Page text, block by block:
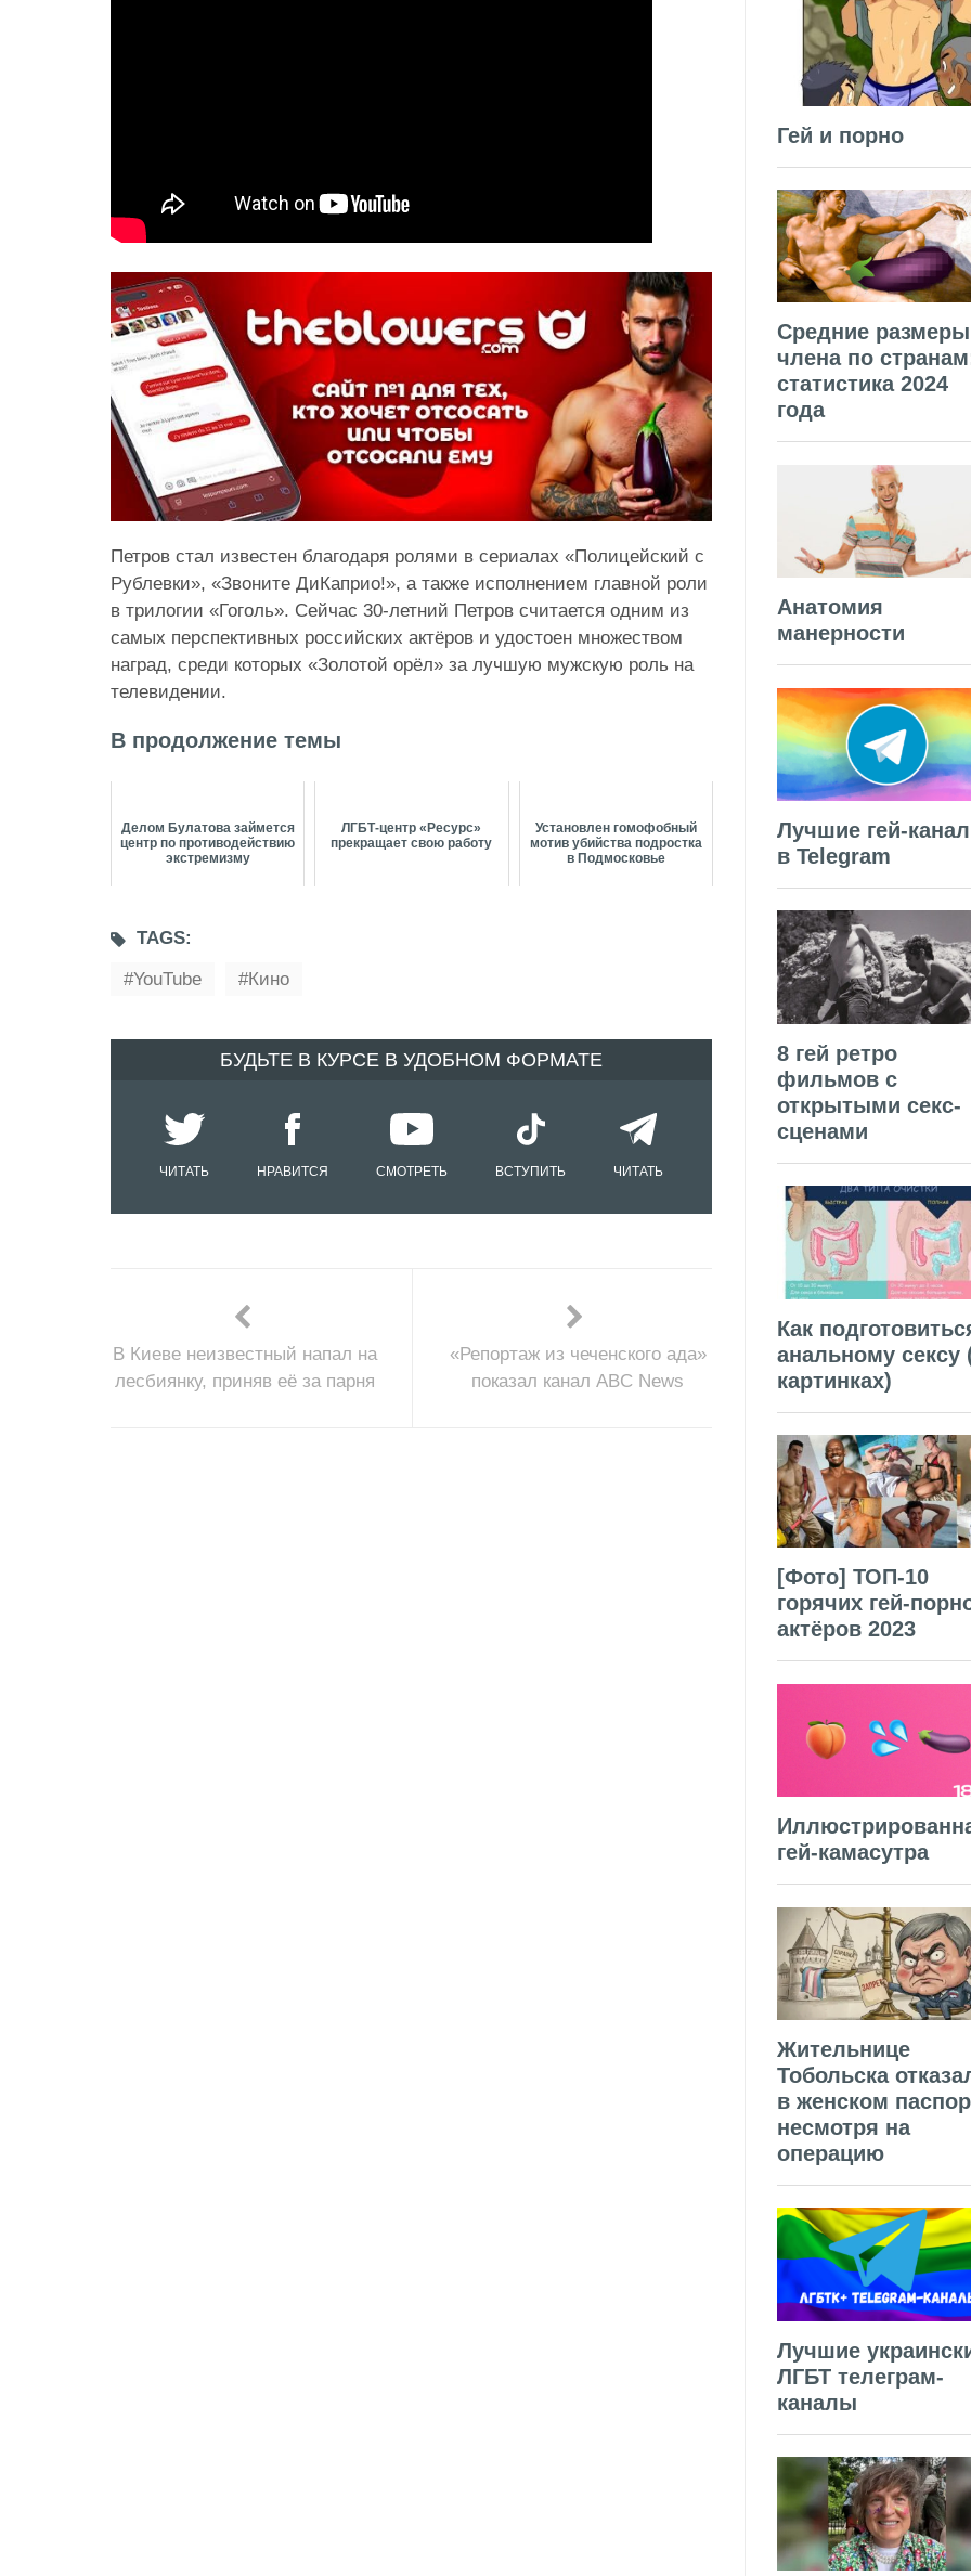
Петров стал известен благодаря ролями в сериалах «Полицейский с
Рублевки», «Звоните ДиКаприо!», а также исполнением главной роли
в трилогии «Гоголь». Сейчас 30-летний Петров считается одним из
самых перспективных российских актёров и удостоен множеством
наград, среди которых «Золотой орёл» за лучшую мужскую роль на
телевидении.
В продолжение темы
Делом Булатова займется
центр по противодействию
экстремизму
ЛГБТ-центр «Ресурс»
прекращает свою работу
Установлен гомофобный
мотив убийства подростка
в Подмосковье
TAGS:
YouTube
Кино
БУДЬТЕ В КУРСЕ В УДОБНОМ ФОРМАТЕ
ЧИТАТЬ НРАВИТСЯ СМОТРЕТЬ ВСТУПИТЬ ЧИТАТЬ
В Киеве неизвестный напал на
лесбиянку, приняв её за парня
«Репортаж из чеченского ада»
показал канал ABC News
Гей и порно
Средние размеры
члена по
статистика 2024
года
Анатомия
манерности
Лучшие гей-
в Telegram
8 гей ретро
фильмов с
открытыми секс-
сценами
Как
анальному сексу
картинках)
[Фото] ТОП-10
горячих гей-
актёров 2023
гей-камасутра
Жительнице
Тобольска
в женском
несмотря на
операцию
Лучшие
ЛГБТ телеграм-
каналы